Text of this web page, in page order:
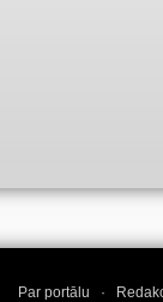
Par portālu ·